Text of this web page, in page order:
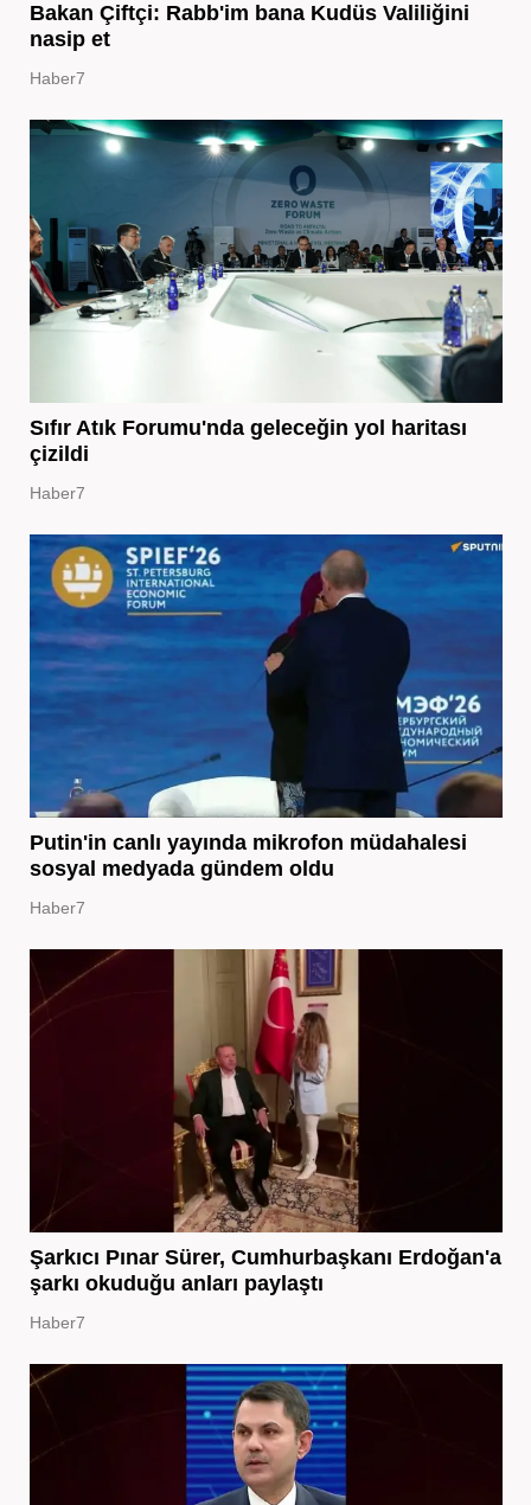
Bakan Çiftçi: Rabb'im bana Kudüs Valiliğini
nasip et
Haber7
Sıfır Atık Forumu'nda geleceğin yol haritası
çizildi
Haber7
Putin'in canlı yayında mikrofon müdahalesi
sosyal medyada gündem oldu
Haber7
Şarkıcı Pınar Sürer, Cumhurbaşkanı Erdoğan'a
şarkı okuduğu anları paylaştı
Haber7